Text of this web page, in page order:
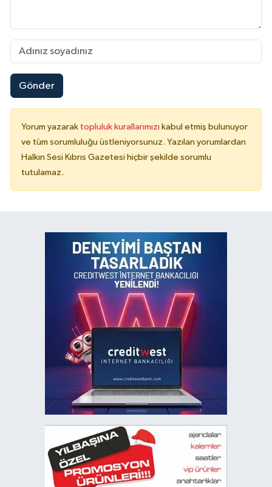
Gönder
Yorum yazarak topluluk kurallarımızı kabul etmiş bulunuyor
ve tüm sorumluluğu üstleniyorsunuz. Yazılan yorumlardan
Halkın Sesi Kıbrıs Gazetesi hiçbir şekilde sorumlu
tutulamaz.